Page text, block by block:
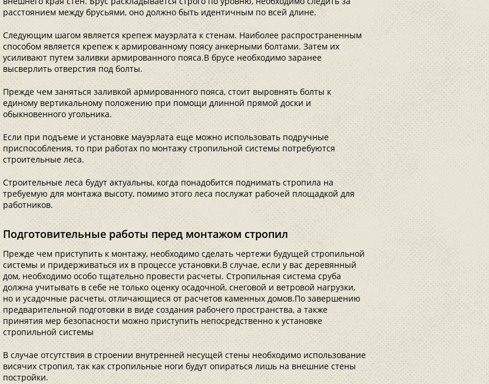
расстоянием между брусьями, оно должно быть идентичным по всей длине.
Следующим шагом является крепеж мауэрлата к стенам. Наиболее распространенным
способом является крепеж к армированному поясу анкерными болтами. Затем их
усиливают путем заливки армированного пояса.В брусе необходимо заранее
высверлить отверстия под болты.
Прежде чем заняться заливкой армированного пояса, стоит выровнять болты к
единому вертикальному положению при помощи длинной прямой доски и
обыкновенного угольника.
Если при подъеме и установке мауэрлата еще можно использовать подручные
приспособления, то при работах по монтажу стропильной системы потребуются
строительные леса.
Строительные леса будут актуальны, когда понадобится поднимать стропила на
требуемую для монтажа высоту, помимо этого леса послужат рабочей площадкой для
работников.
Подготовительные работы перед монтажом стропил
Прежде чем приступить к монтажу, необходимо сделать чертежи будущей стропильной
системы и придерживаться их в процессе установки.В случае, если у вас деревянный
дом, необходимо особо тщательно провести расчеты. Стропильная система сруба
должна учитывать в себе не только оценку осадочной, снеговой и ветровой нагрузки,
но и усадочные расчеты, отличающиеся от расчетов каменных домов.По завершению
предварительной подготовки в виде создания рабочего пространства, а также
принятия мер безопасности можно приступить непосредственно к установке
стропильной системы
В случае отсутствия в строении внутренней несущей стены необходимо использование
висячих стропил, так как стропильные ноги будут опираться лишь на внешние стены
постройки.